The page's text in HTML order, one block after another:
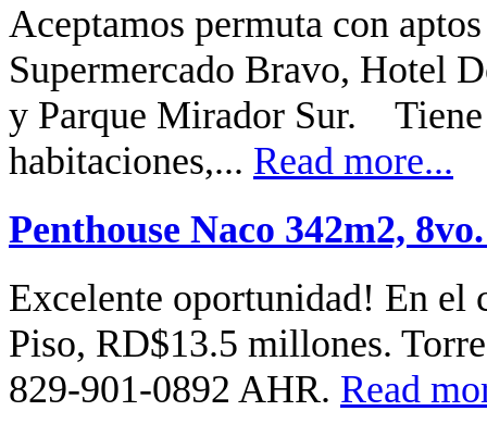
Aceptamos permuta con
Supermercado Bravo, Hotel
y Parque Mirador Sur.
habitaciones,... Read more...
Penthouse Naco 342m2,
Excelente oportunidad! En el
Piso, RD$13.5 millones.
829-901-0892 AHR. Read